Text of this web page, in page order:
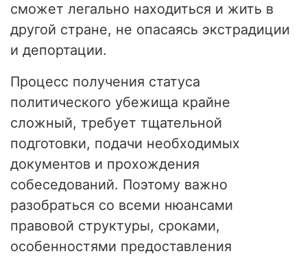
сможет легально находиться и жить в
другой стране, не опасаясь экстрадиции
и депортации.
Процесс получения статуса
политического убежища крайне
сложный, требует тщательной
подготовки, подачи необходимых
документов и прохождения
собеседований. Поэтому важно
разобраться со всеми нюансами
правовой структуры, сроками,
особенностями предоставления